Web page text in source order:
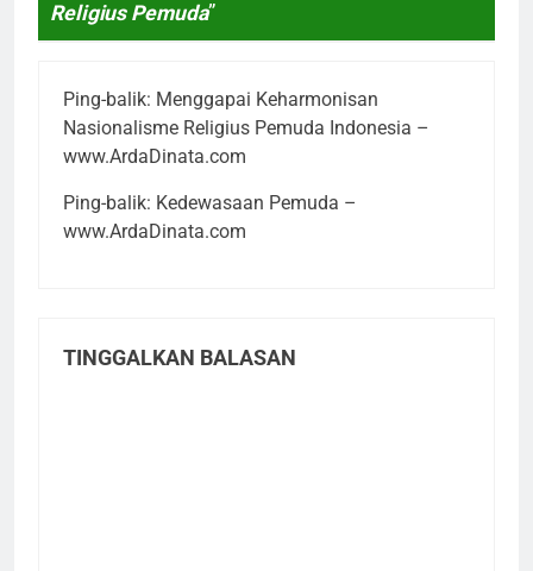
Religius Pemuda”
Ping-balik: Menggapai Keharmonisan
Nasionalisme Religius Pemuda Indonesia –
www.ArdaDinata.com
Ping-balik: Kedewasaan Pemuda –
www.ArdaDinata.com
TINGGALKAN BALASAN